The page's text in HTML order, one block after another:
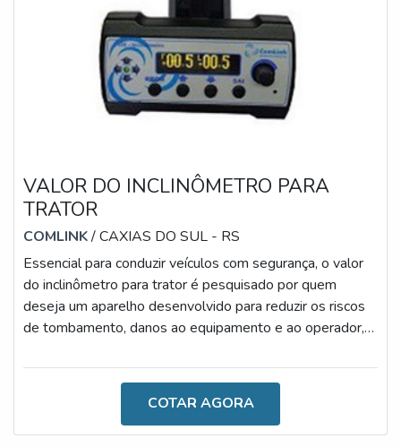
VALOR DO INCLINÔMETRO PARA
TRATOR
COMLINK/ CAXIAS DO SUL - RS
Essencial para conduzir veículos com segurança, o valor
do inclinômetro para trator é pesquisado por quem
deseja um aparelho desenvolvido para reduzir os riscos
de tombamento, danos ao equipamento e ao operador,
alarmes quando ultrapassa o ângulo programado.É
relação entre custo-benefício, uma vez que proporciona
vantagens como a medição dos ângulos frontais e
COTAR AGORA